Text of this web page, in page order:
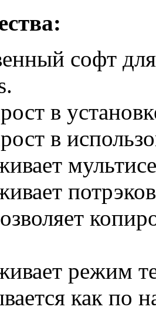
софт
в
в
режим
как по